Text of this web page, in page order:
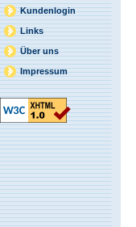
Kundenlogin
Links
Über uns
Impressum